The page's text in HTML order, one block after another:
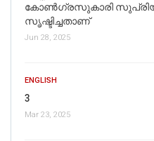
കോൺഗ്രസുകാരി സുപ്രിയ
സൃഷ്ടിച്ചതാണ്
Jun 28, 2025
ENGLISH
3
Mar 23, 2025